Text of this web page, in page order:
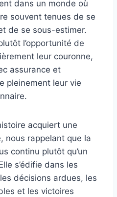
dans un monde où
souvent tenues de se
de se sous-estimer.
l’opportunité de
leur couronne,
assurance et
pleinement leur vie
acquiert une
nous rappelant que la
continu plutôt qu’un
s’édifie dans les
décisions ardues, les
et les victoires